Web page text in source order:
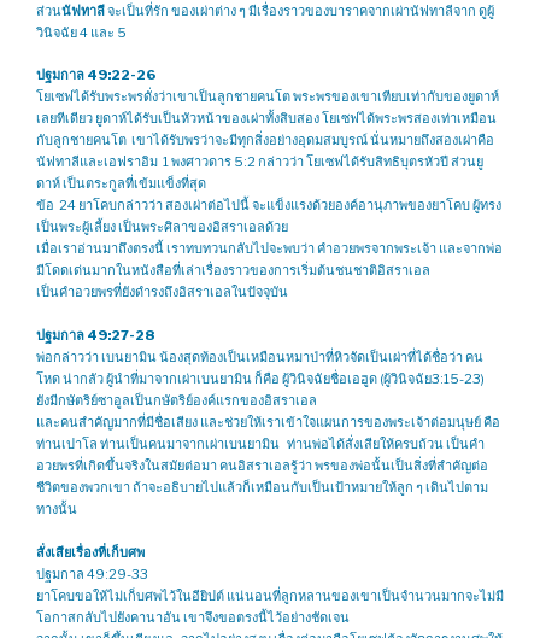
ส่วนนัฟทาลีจะเป็นที่รัก ของเผ่าต่าง ๆ มีเรื่องราวของบาราคจากเผ่านัฟทาลีจาก ดูผู้
วินิจฉัย 4 และ 5
ปฐมกาล 49:22-26
โยเซฟได้รับพระพรดั่งว่าเขาเป็นลูกชายคนโต พระพรของเขาเทียบเท่ากับของยูดาห์
เลยทีเดียว ยูดาห์ได้รับเป็นหัวหน้าของเผ่าทั้งสิบสอง โยเซฟได้พระพรสองเท่าเหมือน
กับลูกชายคนโต เขาได้รับพรว่าจะมีทุกสิ่งอย่างอุดมสมบูรณ์ นั่นหมายถึงสองเผ่าคือ
นัฟทาลีและเอฟราอิม 1 พงศาวดาร 5:2 กล่าวว่า โยเซฟได้รับสิทธิบุตรหัวปี ส่วนยู
ดาห์ เป็นตระกูลที่เข้มแข็งที่สุด
ข้อ 24 ยาโคบกล่าวว่า สองเผ่าต่อไปนี้ จะแข็งแรงด้วยองค์อานุภาพของยาโคบ ผู้ทรง
เป็นพระผู้เลี้ยง เป็นพระศิลาของอิสราเอลด้วย
เมื่อเราอ่านมาถึงตรงนี้ เราทบทวนกลับไปจะพบว่า คำอวยพรจากพระเจ้า และจากพ่อ
มีโดดเด่นมากในหนังสือที่เล่าเรื่องราวของการเริ่มต้นชนชาติอิสราเอล
เป็นคำอวยพรที่ยังดำรงถึงอิสราเอลในปัจจุบัน
ปฐมกาล 49:27-28
พ่อกล่าวว่า เบนยามิน น้องสุดท้องเป็นเหมือนหมาป่าที่หิวจัดเป็นเผ่าที่ได้ชื่อว่า คน
โหด น่ากลัว ผู้นำที่มาจากเผ่าเบนยามิน ก็คือ ผู้วินิจฉัยชื่อเอฮูด (ผู้วินิจฉัย3:15-23)
ยังมีกษัตริย์ซาอูลเป็นกษัตริย์องค์แรกของอิสราเอล
และคนสำคัญมากที่มีชื่อเสียง และช่วยให้เราเข้าใจแผนการของพระเจ้าต่อมนุษย์ คือ
ท่านเปาโล ท่านเป็นคนมาจากเผ่าเบนยามิน ท่านพ่อได้สั่งเสียให้ครบถ้วน เป็นคำ
อวยพรที่เกิดขึ้นจริงในสมัยต่อมา คนอิสราเอลรู้ว่า พรของพ่อนั้นเป็นสิ่งที่สำคัญต่อ
ชีวิตของพวกเขา ถ้าจะอธิบายไปแล้วก็เหมือนกับเป็นเป้าหมายให้ลูก ๆ เดินไปตาม
ทางนั้น
สั่งเสียเรื่องที่เก็บศพ
ปฐมกาล 49:29-33
ยาโคบขอให้ไม่เก็บศพไว้ในอียิปต์ แน่นอนที่ลูกหลานของเขาเป็นจำนวนมากจะไม่มี
โอกาสกลับไปยังคานาอัน เขาจึงขอตรงนี้ไว้อย่างชัดเจน